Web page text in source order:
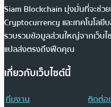
Siam Blockchain มุ่งมั่นที่จะช่ว
Cryptocurrency และเทคโนโลยี
รวบรวมข้อมูลส่วนใหญ่จากเว็บไ
แปลส่งตรงถึงฟีดคุณ
เกี่ยวกับเว็บไซต์นี้
ทีมงาน
ติดต่อ